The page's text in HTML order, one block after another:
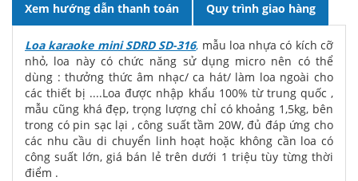
Xem hướng dẫn thanh toán Quy trình giao hàng
Loa karaoke mini SDRD SD-316, mẫu loa nhựa có kích cỡ
nhỏ, loa này có chức năng sử dụng micro nên có thể
dùng : thưởng thức âm nhạc/ ca hát/ làm loa ngoài cho
các thiết bị ....Loa được nhập khẩu 100% từ trung quốc ,
mẫu cũng khá đẹp, trọng lượng chỉ có khoảng 1,5kg, bên
trong có pin sạc lại , công suất tầm 20W, đủ đáp ứng cho
các nhu cầu di chuyển linh hoạt hoặc không cần loa có
công suất lớn, giá bán lẻ trên dưới 1 triệu tùy từng thời
điểm .